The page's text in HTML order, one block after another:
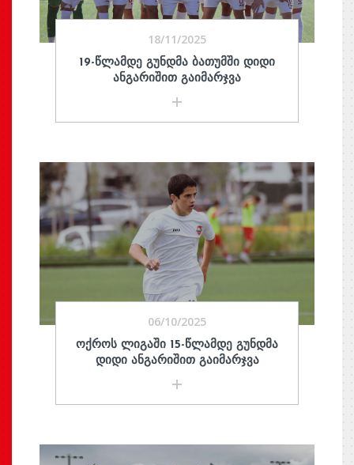
18/11/2025
19-ᲬᲚᲐᲛᲓᲔ ᲒᲣᲜᲓᲛᲐ ᲑᲐᲗᲣᲛᲨᲘ ᲓᲘᲓᲘ
ᲐᲜᲒᲐᲠᲘᲨᲘᲗ ᲒᲐᲘᲛᲐᲠᲯᲕᲐ
06/10/2025
ᲝᲥᲠᲝᲡ ᲚᲘᲒᲐᲨᲘ 15-ᲬᲚᲐᲛᲓᲔ ᲒᲣᲜᲓᲛᲐ
ᲓᲘᲓᲘ ᲐᲜᲒᲐᲠᲘᲨᲘᲗ ᲒᲐᲘᲛᲐᲠᲯᲕᲐ